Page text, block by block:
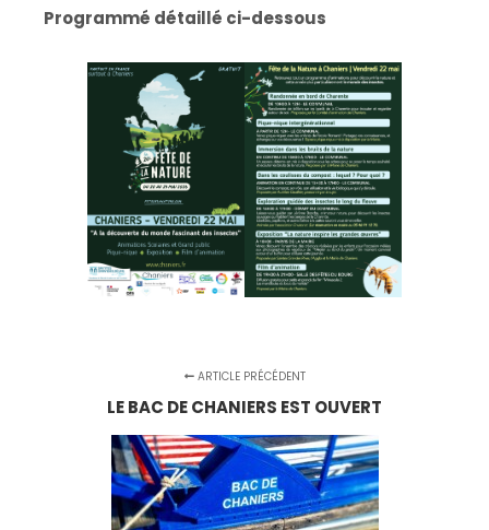
Programmé détaillé ci-dessous
ARTICLE PRÉCÉDENT
LE BAC DE CHANIERS EST OUVERT